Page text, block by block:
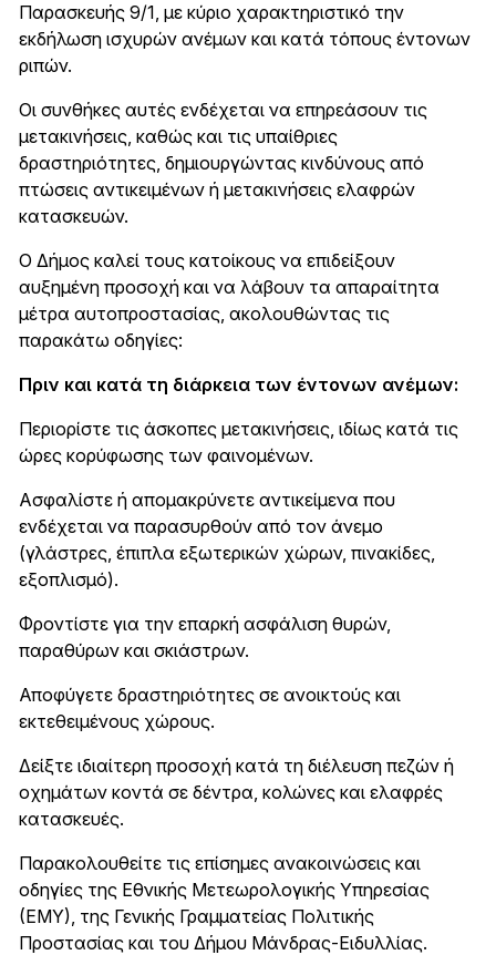
Παρασκευής 9/1, με κύριο χαρακτηριστικό την
εκδήλωση ισχυρών ανέμων και κατά τόπους έντονων
ριπών.
Οι συνθήκες αυτές ενδέχεται να επηρεάσουν τις
μετακινήσεις, καθώς και τις υπαίθριες
δραστηριότητες, δημιουργώντας κινδύνους από
πτώσεις αντικειμένων ή μετακινήσεις ελαφρών
κατασκευών.
Ο Δήμος καλεί τους κατοίκους να επιδείξουν
αυξημένη προσοχή και να λάβουν τα απαραίτητα
μέτρα αυτοπροστασίας, ακολουθώντας τις
παρακάτω οδηγίες:
Πριν και κατά τη διάρκεια των έντονων ανέμων:
Περιορίστε τις άσκοπες μετακινήσεις, ιδίως κατά τις
ώρες κορύφωσης των φαινομένων.
Ασφαλίστε ή απομακρύνετε αντικείμενα που
ενδέχεται να παρασυρθούν από τον άνεμο
(γλάστρες, έπιπλα εξωτερικών χώρων, πινακίδες,
εξοπλισμό).
Φροντίστε για την επαρκή ασφάλιση θυρών,
παραθύρων και σκιάστρων.
Αποφύγετε δραστηριότητες σε ανοικτούς και
εκτεθειμένους χώρους.
Δείξτε ιδιαίτερη προσοχή κατά τη διέλευση πεζών ή
οχημάτων κοντά σε δέντρα, κολώνες και ελαφρές
κατασκευές.
Παρακολουθείτε τις επίσημες ανακοινώσεις και
οδηγίες της Εθνικής Μετεωρολογικής Υπηρεσίας
(ΕΜΥ), της Γενικής Γραμματείας Πολιτικής
Προστασίας και του Δήμου Μάνδρας-Ειδυλλίας.